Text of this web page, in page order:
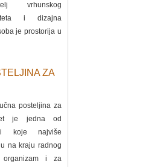
vrhunskog
i dizajna
je prostorija u
ZA
posteljina za
je jedna od
koje najviše
na kraju radnog
organizam i za